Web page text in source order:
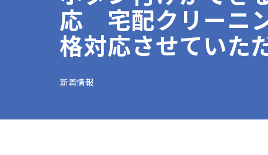
応 宅配クリーニ
格対応させていた
新着情報